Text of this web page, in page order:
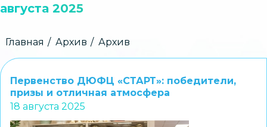
августа 2025
Строка
Главная Архив Архив
Первенство ДЮФЦ «СТАРТ»: победители,
призы и отличная атмосфера
18 августа 2025